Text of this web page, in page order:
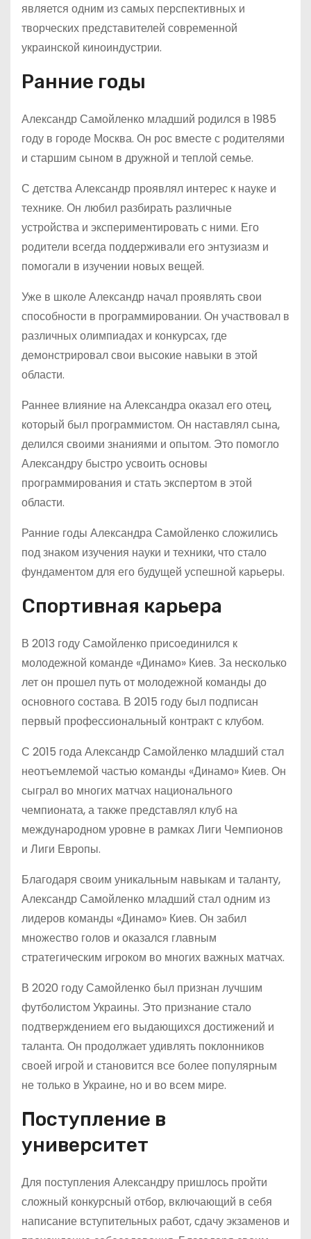
является одним из самых перспективных и
творческих представителей современной
украинской киноиндустрии.
Ранние годы
Александр Самойленко младший родился в 1985
году в городе Москва. Он рос вместе с родителями
и старшим сыном в дружной и теплой семье.
С детства Александр проявлял интерес к науке и
технике. Он любил разбирать различные
устройства и экспериментировать с ними. Его
родители всегда поддерживали его энтузиазм и
помогали в изучении новых вещей.
Уже в школе Александр начал проявлять свои
способности в программировании. Он участвовал в
различных олимпиадах и конкурсах, где
демонстрировал свои высокие навыки в этой
области.
Раннее влияние на Александра оказал его отец,
который был программистом. Он наставлял сына,
делился своими знаниями и опытом. Это помогло
Александру быстро усвоить основы
программирования и стать экспертом в этой
области.
Ранние годы Александра Самойленко сложились
под знаком изучения науки и техники, что стало
фундаментом для его будущей успешной карьеры.
Спортивная карьера
В 2013 году Самойленко присоединился к
молодежной команде «Динамо» Киев. За несколько
лет он прошел путь от молодежной команды до
основного состава. В 2015 году был подписан
первый профессиональный контракт с клубом.
С 2015 года Александр Самойленко младший стал
неотъемлемой частью команды «Динамо» Киев. Он
сыграл во многих матчах национального
чемпионата, а также представлял клуб на
международном уровне в рамках Лиги Чемпионов
и Лиги Европы.
Благодаря своим уникальным навыкам и таланту,
Александр Самойленко младший стал одним из
лидеров команды «Динамо» Киев. Он забил
множество голов и оказался главным
стратегическим игроком во многих важных матчах.
В 2020 году Самойленко был признан лучшим
футболистом Украины. Это признание стало
подтверждением его выдающихся достижений и
таланта. Он продолжает удивлять поклонников
своей игрой и становится все более популярным
не только в Украине, но и во всем мире.
Поступление в
университет
Для поступления Александру пришлось пройти
сложный конкурсный отбор, включающий в себя
написание вступительных работ, сдачу экзаменов и